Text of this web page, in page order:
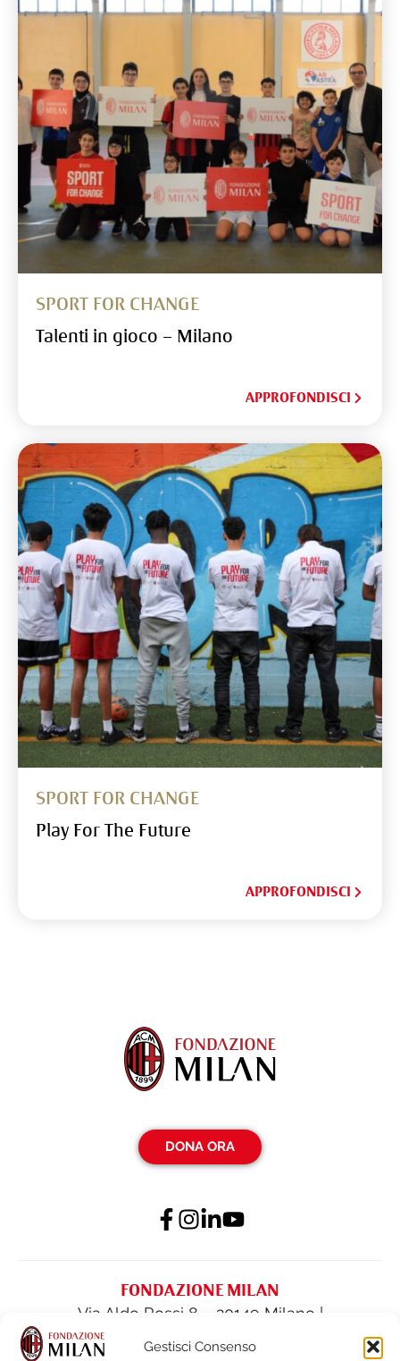
Gestisci Consenso
SPORT FOR CHANGE
Talenti in gioco – Milano
APPROFONDISCI
SPORT FOR CHANGE
Play For The Future
APPROFONDISCI
DONA ORA
FONDAZIONE MILAN
Via Aldo Rossi 8 – 20149 Milano |
fondazione@acmilan.com